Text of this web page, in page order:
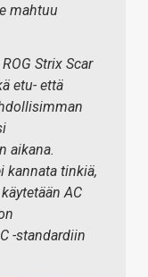
mahtuu
Strix Scar
etu- että
aikana.
kannata tinkiä,
AC
-standardiin